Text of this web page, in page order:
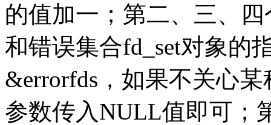
的值加一；第二、三、
和错误集合fd_set对象的
&errorfds，如果不关心
参数传入NULL值即可；